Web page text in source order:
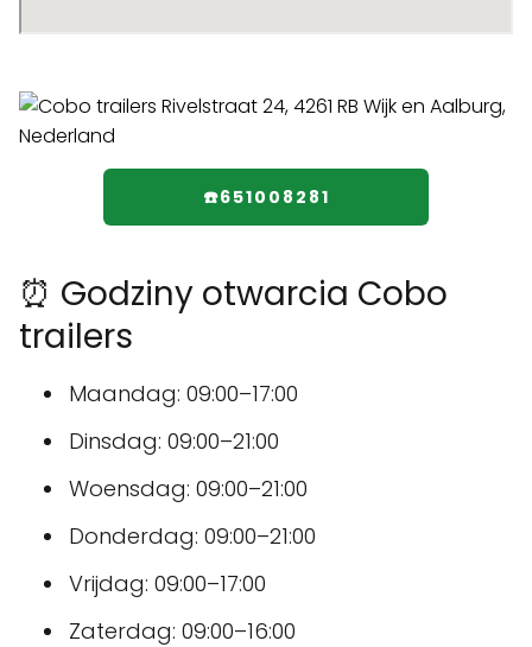
☎️651008281
⏰ Godziny otwarcia Cobo
trailers
Maandag: 09:00–17:00
Dinsdag: 09:00–21:00
Woensdag: 09:00–21:00
Donderdag: 09:00–21:00
Vrijdag: 09:00–17:00
Zaterdag: 09:00–16:00